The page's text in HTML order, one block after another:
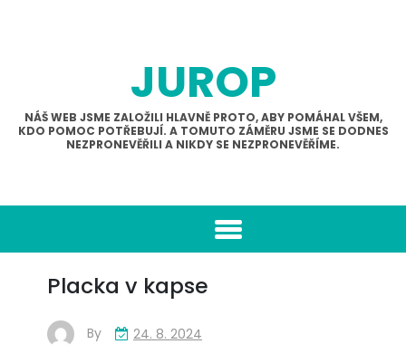
JUROP
NÁŠ WEB JSME ZALOŽILI HLAVNĚ PROTO, ABY POMÁHAL VŠEM,
KDO POMOC POTŘEBUJÍ. A TOMUTO ZÁMĚRU JSME SE DODNES
NEZPRONEVĚŘILI A NIKDY SE NEZPRONEVĚŘÍME.
Placka v kapse
By 24. 8. 2024